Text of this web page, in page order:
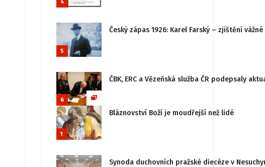
4
5
Český zápas 1926: Karel Farský – zjištění
6
ČBK, ERC a Vězeňská služba ČR podepsaly
1
Bláznovství Boží je moudřejší než lidé
Synoda duchovních pražské diecéze v